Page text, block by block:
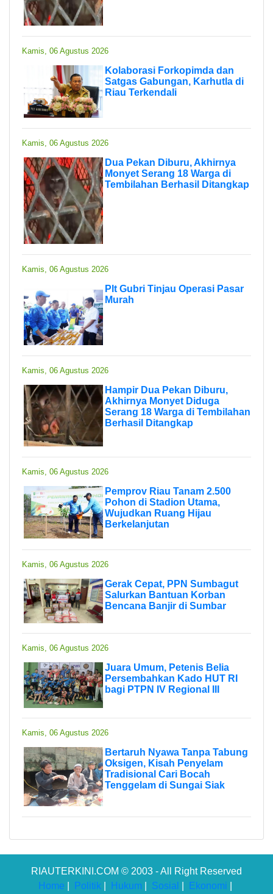
Kamis, 06 Agustus 2026
Kolaborasi Forkopimda dan
Satgas Gabungan, Karhutla di
Riau Terkendali
Kamis, 06 Agustus 2026
Dua Pekan Diburu, Akhirnya
Monyet Serang 18 Warga di
Tembilahan Berhasil Ditangkap
Kamis, 06 Agustus 2026
Plt Gubri Tinjau Operasi Pasar
Murah
Kamis, 06 Agustus 2026
Hampir Dua Pekan Diburu,
Akhirnya Monyet Diduga
Serang 18 Warga di Tembilahan
Berhasil Ditangkap
Kamis, 06 Agustus 2026
Pemprov Riau Tanam 2.500
Pohon di Stadion Utama,
Wujudkan Ruang Hijau
Berkelanjutan
Kamis, 06 Agustus 2026
Gerak Cepat, PPN Sumbagut
Salurkan Bantuan Korban
Bencana Banjir di Sumbar
Kamis, 06 Agustus 2026
Juara Umum, Petenis Belia
Persembahkan Kado HUT RI
bagi PTPN IV Regional III
Kamis, 06 Agustus 2026
Bertaruh Nyawa Tanpa Tabung
Oksigen, Kisah Penyelam
Tradisional Cari Bocah
Tenggelam di Sungai Siak
RIAUTERKINI.COM © 2003 - All Right Reserved
Home
Politik Hukum Sosial Ekonomi